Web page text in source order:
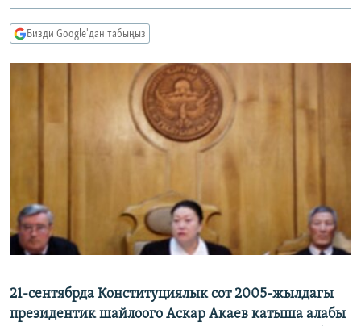
БИЗ ЖАНА ДҮЙНӨ
ЫҢГАЙСЫЗ СУРООЛОР
Русский
Бизди Google'дан табыңыз
21-сентябрда Конституциялык сот 2005-жылдагы
президентик шайлоого Аскар Акаев катыша алабы